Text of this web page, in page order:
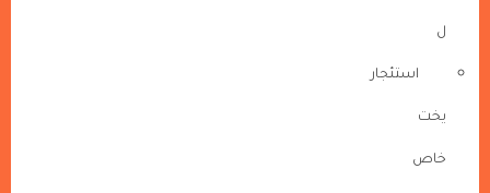
ل
استئجار
يخت
خاص